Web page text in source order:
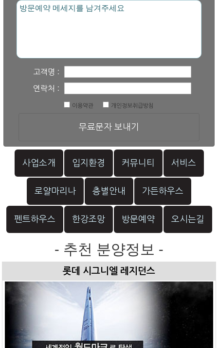
고객명 :
연락처 :
이용약관 개인정보취급방침
무료문자 보내기
사업소개 입지환경 커뮤니티 서비스
로얄마리나 층별안내 가든하우스
펜트하우스 한강조망 방문예약 오시는길
- 추천 분양정보 -
롯데 시그니엘 레지던스